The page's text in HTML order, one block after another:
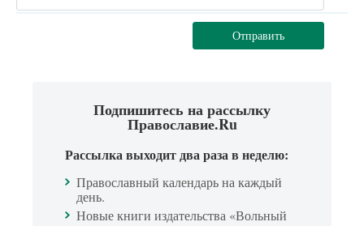
Отправить
Подпишитесь на рассылку
Православие.Ru
Рассылка выходит два раза в неделю:
Православный календарь на каждый
день.
Новые книги издательства «Вольный